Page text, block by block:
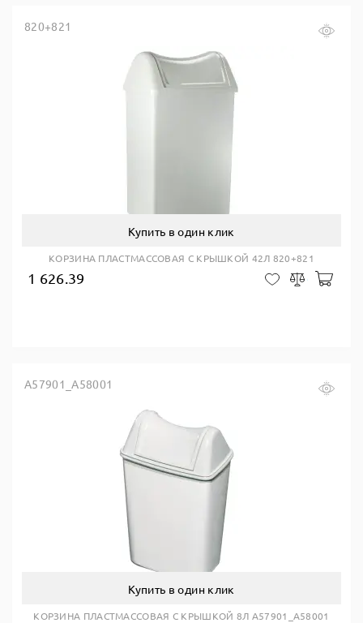
820+821
Купить в один клик
КОРЗИНА ПЛАСТМАССОВАЯ С КРЫШКОЙ 42Л 820+821
1 626.39 В закладки
Сравнить
A57901_A58001
Купить в один клик
КОРЗИНА ПЛАСТМАССОВАЯ С КРЫШКОЙ 8Л A57901_A58001